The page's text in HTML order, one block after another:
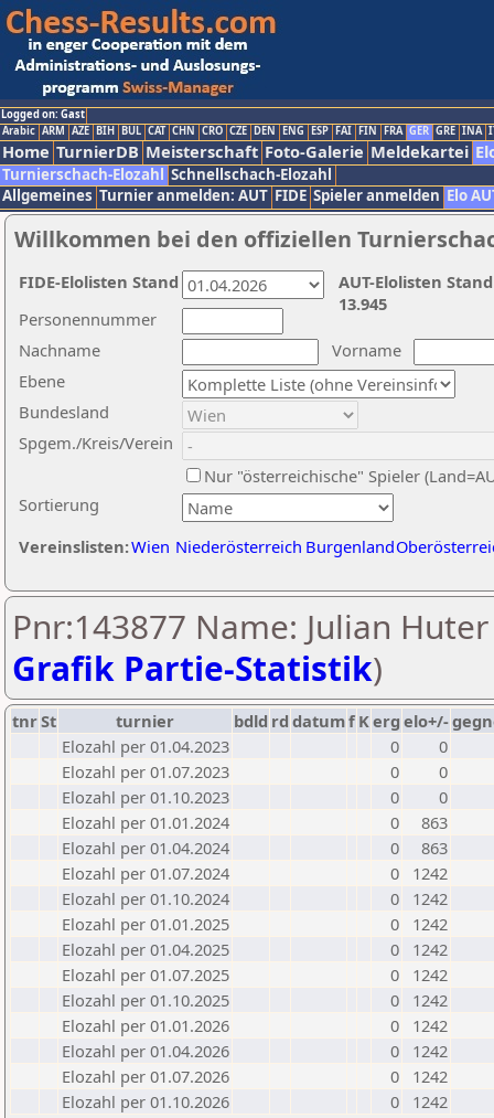
Logged on: Gast
Arabic ARM AZE BIH BUL CAT CHN CRO CZE DEN ENG ESP FAI FIN FRA GER GRE INA
Home TurnierDB Meisterschaft Foto-Galerie Meldekartei
Turnierschach-Elozahl Schnellschach-Elozahl
Allgemeines Turnier anmelden: AUT FIDE Spieler anmelden Elo
Willkommen bei den offiziellen
Nachname
Vorname
Ebene
Sortierung
Personennummer
Bundesland
Spgem./Kreis/Verein
Nur "österreichische" Spieler
Vereinslisten:Wien Niederösterreich Burgenland
AUT-Elolisten
13.945
FIDE-Elolisten Stand
Pnr:143877 Name: Julian
Grafik Partie-Statistik)
tnrSt turnier bdld rd datumf Kerg elo+/-
Elozahl per 01.04.2023
0
0
Elozahl per 01.07.2023
0
0
Elozahl per 01.10.2023
0
0
Elozahl per 01.01.2024
0
863
Elozahl per 01.04.2024
0
863
Elozahl per 01.07.2024
0
1242
Elozahl per 01.10.2024
0
1242
Elozahl per 01.01.2025
0
1242
Elozahl per 01.04.2025
0
1242
Elozahl per 01.07.2025
0
1242
Elozahl per 01.10.2025
0
1242
Elozahl per 01.01.2026
0
1242
Elozahl per 01.04.2026
0
1242
Elozahl per 01.07.2026
0
1242
Elozahl per 01.10.2026
0 1242